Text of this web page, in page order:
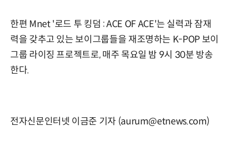
한편 Mnet '로드 투 킹덤 : ACE OF ACE'는 실력과 잠재
력을 갖추고 있는 보이그룹들을 재조명하는 K-POP 보이
그룹 라이징 프로젝트로, 매주 목요일 밤 9시 30분 방송
한다.
전자신문인터넷 이금준 기자 (aurum@etnews.com)